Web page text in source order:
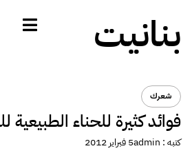
بنانيت
شعرك
فوائد كثيرة للحناء الطبيعية
كتبه : admin5 فبراير 2012